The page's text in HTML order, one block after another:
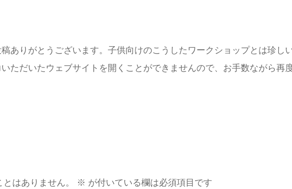
ありがとうございます。子供向けのこうしたワークショップとは珍し
ただいたウェブサイトを開くことができませんので、お手数ながら再
はありません。 ※ が付いている欄は必須項目です